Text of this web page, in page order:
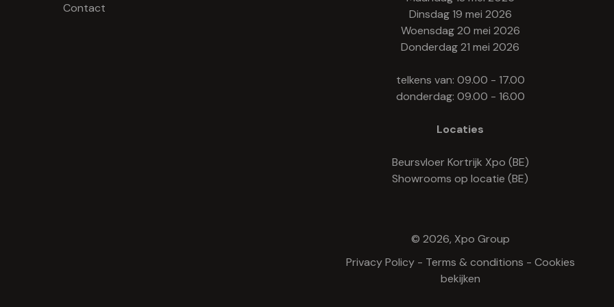
Contact
Dinsdag 19 mei 2026
Woensdag 20 mei 2026
Donderdag 21 mei 2026
telkens van: 09.00 - 17.00
donderdag: 09.00 - 16.00
Locaties
Beursvloer Kortrijk Xpo (BE)
Showrooms op locatie (BE)
© 2026, Xpo Group
Privacy Policy- Terms & conditions - Cookies
bekijken